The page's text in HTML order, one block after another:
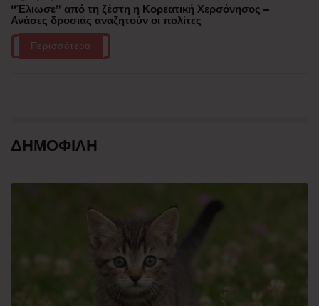
“Έλιωσε” από τη ζέστη η Κορεατική Χερσόνησος –
Ανάσες δροσιάς αναζητούν οι πολίτες
Περισσότερα
ΔΗΜΟΦΙΛΗ